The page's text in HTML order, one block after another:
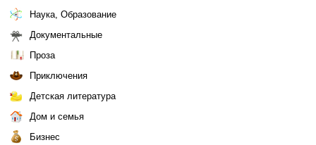
Наука, Образование
Документальные
Проза
Приключения
Детская литература
Дом и семья
Бизнес